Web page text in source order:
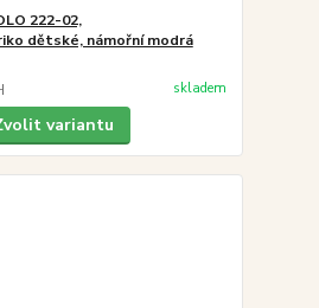
222-02,
dětské, námořní modrá
skladem
variantu